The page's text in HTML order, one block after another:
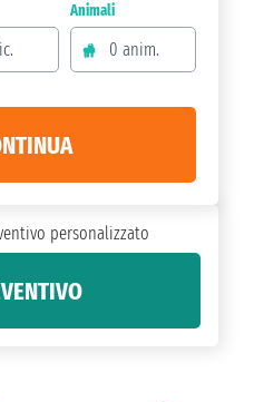
Animali
0 anim.
personalizzato